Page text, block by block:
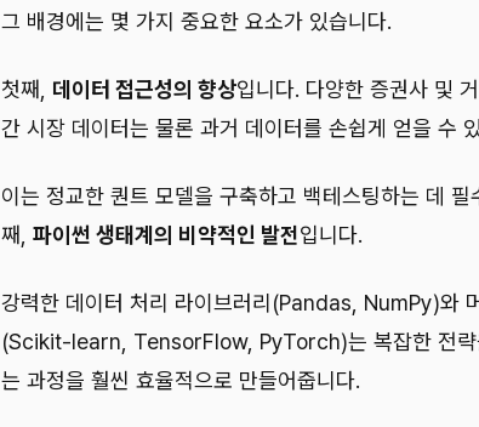
그 배경에는 몇 가지 중요한 요소가 있습니다.
첫째, 데이터 접근성의 향상입니다. 다양한 증권사 및
간 시장 데이터는 물론 과거 데이터를 손쉽게 얻을 수
이는 정교한 퀀트 모델을 구축하고 백테스팅하는 데 필
째, 파이썬 생태계의 비약적인 발전입니다.
강력한 데이터 처리 라이브러리(Pandas, NumPy)와
(Scikit-learn, TensorFlow, PyTorch)는 복잡한 전략
는 과정을 훨씬 효율적으로 만들어줍니다.